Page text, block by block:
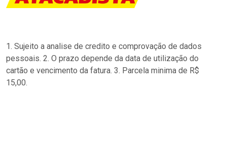
1. Sujeito a analise de credito e comprovação de dados
pessoais. 2. O prazo depende da data de utilização do
cartão e vencimento da fatura. 3. Parcela minima de R$
15,00.